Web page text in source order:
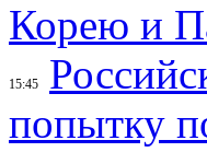
Корею и
15:45
попытку